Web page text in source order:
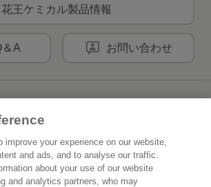
花王ケミカル製品情報
＆A お問い合わせ
花王について
improve your experience on our website,
and ads, and to analyse our traffic.
about your use of our website
and analytics partners, who may